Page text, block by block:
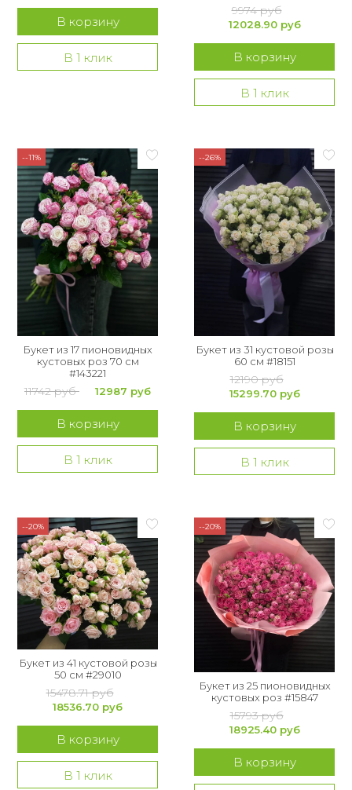
В корзину
В 1 клик
9974 руб
12028.90 руб
В корзину
В 1 клик
--11%
Букет из 17 пионовидных
кустовых роз 70 см
#143221
11742 руб 12987 руб
В корзину
В 1 клик
--26%
Букет из 31 кустовой розы
60 см #18151
12190 руб
15299.70 руб
В корзину
В 1 клик
--20%
Букет из 41 кустовой розы
50 см #29010
15478.71 руб
18536.70 руб
В корзину
В 1 клик
--20%
Букет из 25 пионовидных
кустовых роз #15847
15793 руб
18925.40 руб
В корзину